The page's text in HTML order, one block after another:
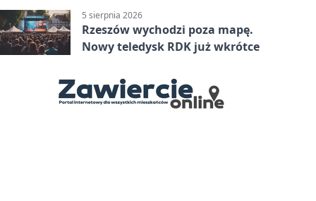
5 sierpnia 2026
Rzeszów wychodzi poza mapę.
Nowy teledysk RDK już wkrótce